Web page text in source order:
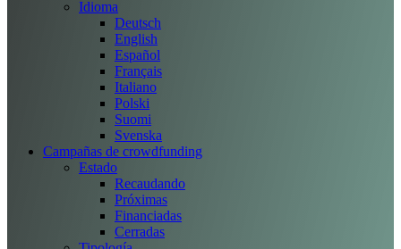
Idioma
Deutsch
English
Español
Français
Italiano
Polski
Suomi
Svenska
Campañas de crowdfunding
Estado
Recaudando
Próximas
Financiadas
Cerradas